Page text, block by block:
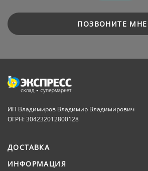
ПОЗВОНИТЕ МНЕ
ИП Владимиров Владимир Владимирович
ОГРН: 304232012800128
ДОСТАВКА
ИНФОРМАЦИЯ